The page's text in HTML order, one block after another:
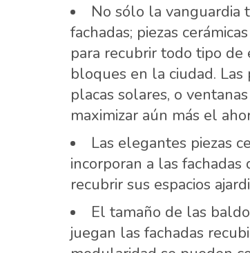
No sólo la vanguardia
fachadas; piezas
para recubrir todo tipo de
bloques en la ciudad.
placas solares, o
maximizar aún más el
Las elegantes piezas
incorporan a las fachadas
recubrir sus espacios
El tamaño de las
juegan las fachadas